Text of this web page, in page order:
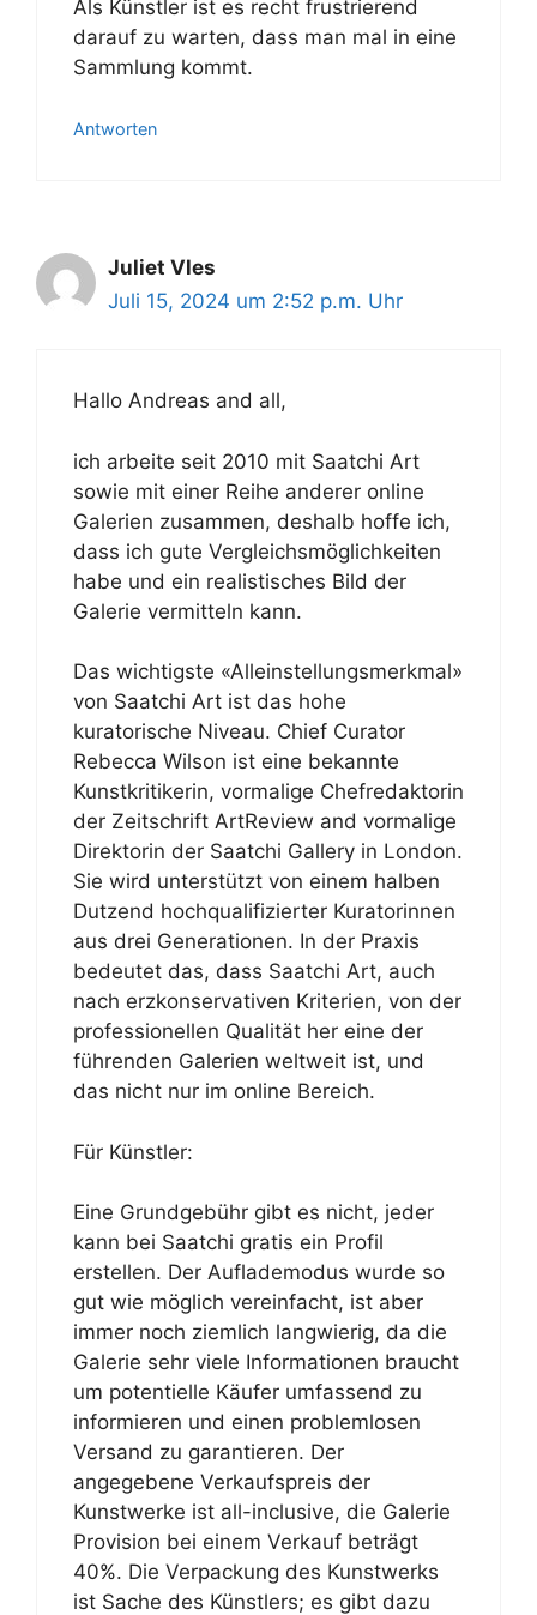
Als Künstler ist es recht frustrierend
darauf zu warten, dass man mal in eine
Sammlung kommt.
Antworten
Juliet Vles
Juli 15, 2024 um 2:52 p.m. Uhr
Hallo Andreas and all,
ich arbeite seit 2010 mit Saatchi Art
sowie mit einer Reihe anderer online
Galerien zusammen, deshalb hoffe ich,
dass ich gute Vergleichsmöglichkeiten
habe und ein realistisches Bild der
Galerie vermitteln kann.
Das wichtigste «Alleinstellungsmerkmal»
von Saatchi Art ist das hohe
kuratorische Niveau. Chief Curator
Rebecca Wilson ist eine bekannte
Kunstkritikerin, vormalige Chefredaktorin
der Zeitschrift ArtReview and vormalige
Direktorin der Saatchi Gallery in London.
Sie wird unterstützt von einem halben
Dutzend hochqualifizierter Kuratorinnen
aus drei Generationen. In der Praxis
bedeutet das, dass Saatchi Art, auch
nach erzkonservativen Kriterien, von der
professionellen Qualität her eine der
führenden Galerien weltweit ist, und
das nicht nur im online Bereich.
Für Künstler:
Eine Grundgebühr gibt es nicht, jeder
kann bei Saatchi gratis ein Profil
erstellen. Der Auflademodus wurde so
gut wie möglich vereinfacht, ist aber
immer noch ziemlich langwierig, da die
Galerie sehr viele Informationen braucht
um potentielle Käufer umfassend zu
informieren und einen problemlosen
Versand zu garantieren. Der
angegebene Verkaufspreis der
Kunstwerke ist all-inclusive, die Galerie
Provision bei einem Verkauf beträgt
40%. Die Verpackung des Kunstwerks
ist Sache des Künstlers; es gibt dazu